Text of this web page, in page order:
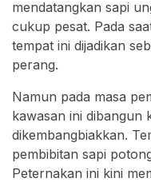
mendatangkan sapi
cukup pesat. Pada
tempat ini dijadikan
perang.
Namun pada masa
kawasan ini dibangun
dikembangbiakkan.
pembibitan sapi
Peternakan ini kini